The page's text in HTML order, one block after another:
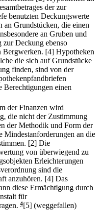
der zur
benutzten Deckungswerte
an Grundstücken, die einen
an Gruben und
Deckung ebenso
Bergwerken. [4] Hypotheken
die sich auf Grundstücke
finden, sind von der
Berechtigungen einen
der Finanzen wird
die nicht der Zustimmung
der Methodik und Form der
Mindestanforderungen an die
[2] Die
von überwiegend zu
Erleichterungen
sind die
anzuhören. [4] Das
diese Ermächtigung durch
für
4[5] (weggefallen)